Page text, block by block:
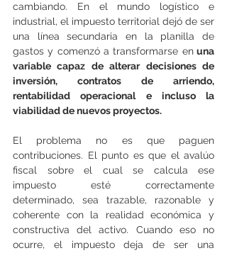
cambiando. En el mundo logístico e
industrial, el impuesto territorial dejó de ser
una línea secundaria en la planilla de
gastos y comenzó a transformarse en una
variable capaz de alterar decisiones de
inversión, contratos de arriendo,
rentabilidad operacional e incluso la
viabilidad de nuevos proyectos.
El problema no es que paguen
contribuciones. El punto es que el avalúo
fiscal sobre el cual se calcula ese
impuesto esté correctamente
determinado, sea trazable, razonable y
coherente con la realidad económica y
constructiva del activo. Cuando eso no
ocurre, el impuesto deja de ser una